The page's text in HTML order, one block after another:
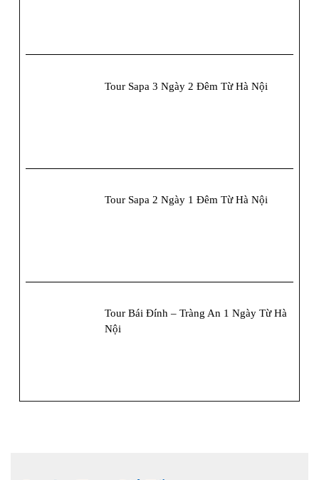
Tour Sapa 3 Ngày 2 Đêm Từ Hà Nội
Tour Sapa 2 Ngày 1 Đêm Từ Hà Nội
Tour Bái Đính – Tràng An 1 Ngày Từ Hà
Nội